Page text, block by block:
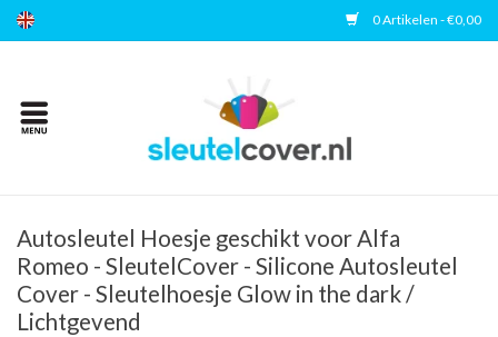
0 Artikelen - €0,00
Home
Accessoires
Veelgestelde vragen
Autosleutel Hoesje geschikt voor Alfa
Romeo - SleutelCover - Silicone Autosleutel
Cover - Sleutelhoesje Glow in the dark /
Lichtgevend